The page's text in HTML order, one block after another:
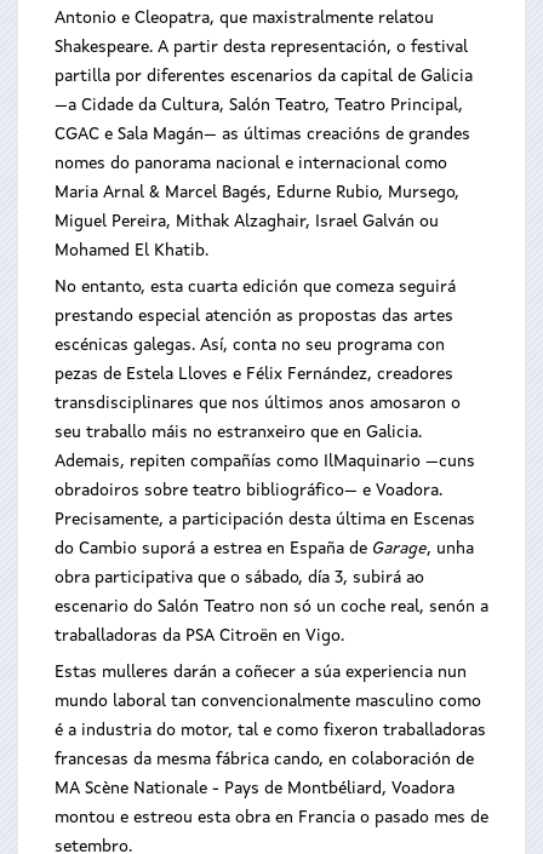
Antonio e Cleopatra, que maxistralmente relatou
Shakespeare. A partir desta representación, o festival
partilla por diferentes escenarios da capital de Galicia
—a Cidade da Cultura, Salón Teatro, Teatro Principal,
CGAC e Sala Magán— as últimas creacións de grandes
nomes do panorama nacional e internacional como
Maria Arnal & Marcel Bagés, Edurne Rubio, Mursego,
Miguel Pereira, Mithak Alzaghair, Israel Galván ou
Mohamed El Khatib.
No entanto, esta cuarta edición que comeza seguirá
prestando especial atención as propostas das artes
escénicas galegas. Así, conta no seu programa con
pezas de Estela Lloves e Félix Fernández, creadores
transdisciplinares que nos últimos anos amosaron o
seu traballo máis no estranxeiro que en Galicia.
Ademais, repiten compañías como IlMaquinario —cuns
obradoiros sobre teatro bibliográfico— e Voadora.
Precisamente, a participación desta última en Escenas
do Cambio suporá a estrea en España de Garage, unha
obra participativa que o sábado, día 3, subirá ao
escenario do Salón Teatro non só un coche real, senón a
traballadoras da PSA Citroën en Vigo.
Estas mulleres darán a coñecer a súa experiencia nun
mundo laboral tan convencionalmente masculino como
é a industria do motor, tal e como fixeron traballadoras
francesas da mesma fábrica cando, en colaboración de
MA Scène Nationale - Pays de Montbéliard, Voadora
montou e estreou esta obra en Francia o pasado mes de
setembro.